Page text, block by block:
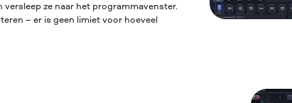
ze naar het programmavenster.
– er is geen limiet voor hoeveel